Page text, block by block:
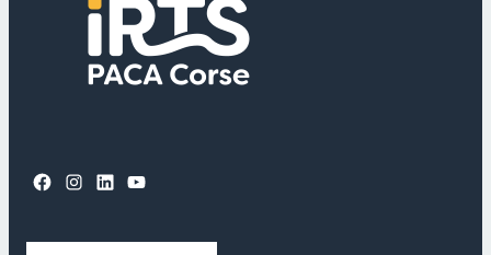
Facebook Instagram LinkedIn YouTube